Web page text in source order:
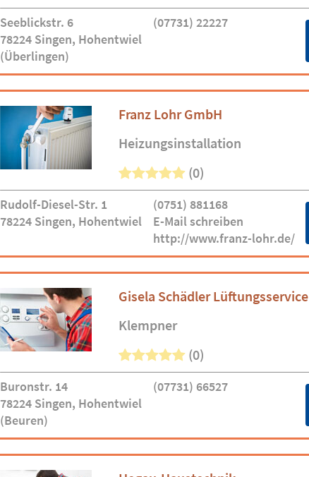
Seeblickstr. 6
78224 Singen, Hohentwiel
(Überlingen)
(07731) 22227
Franz Lohr GmbH
Heizungsinstallation
(0)
Rudolf-Diesel-Str. 1
78224 Singen, Hohentwiel
(0751) 881168
E-Mail schreiben
http://www.franz-lohr.de/
Gisela Schädler Lüftungsservice
Klempner
(0)
Buronstr. 14
78224 Singen, Hohentwiel
(Beuren)
(07731) 66527